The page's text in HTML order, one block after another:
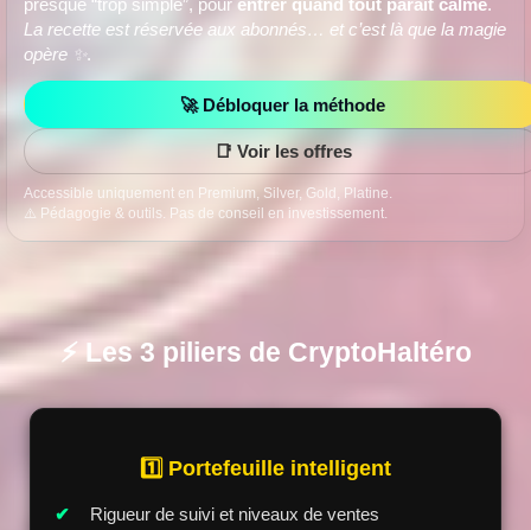
presque “trop simple”, pour entrer quand tout paraît calme.
La recette est réservée aux abonnés… et c’est là que la magie
opère ✨.
🚀 Débloquer la méthode
📑 Voir les offres
Accessible uniquement en Premium, Silver, Gold, Platine.
⚠️ Pédagogie & outils. Pas de conseil en investissement.
⚡ Les 3 piliers de CryptoHaltéro
1️⃣ Portefeuille intelligent
Rigueur de suivi et niveaux de ventes